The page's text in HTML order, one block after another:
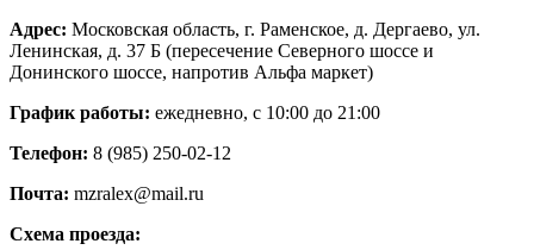
Адрес: Московская область, г. Раменское, д. Дергаево, ул.
Ленинская, д. 37 Б (пересечение Северного шоссе и
Донинского шоссе, напротив Альфа маркет)
График работы: ежедневно, с 10:00 до 21:00
Телефон: 8 (985) 250-02-12
Почта: mzralex@mail.ru
Схема проезда: